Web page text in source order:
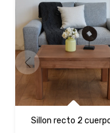
Sillon recto 2